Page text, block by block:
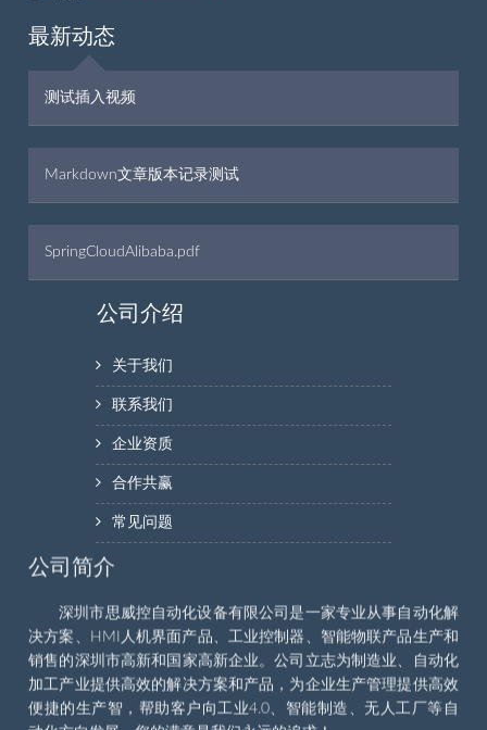
最新动态
测试插入视频
Markdown文章版本记录测试
SpringCloudAlibaba.pdf
公司介绍
关于我们
联系我们
企业资质
合作共赢
常见问题
公司简介
深圳市思威控自动化设备有限公司是一家专业从事自动化解
决方案、HMI人机界面产品、工业控制器、智能物联产品生产和
销售的深圳市高新和国家高新企业。公司立志为制造业、自动化
加工产业提供高效的解决方案和产品，为企业生产管理提供高效
便捷的生产智，帮助客户向工业4.0、智能制造、无人工厂等自